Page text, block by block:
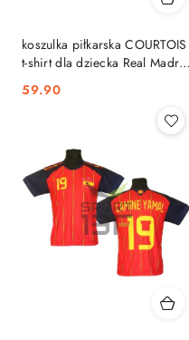
koszulka piłkarska COURTOIS
t-shirt dla dziecka Real Madryt
SK
Cena:
59.90